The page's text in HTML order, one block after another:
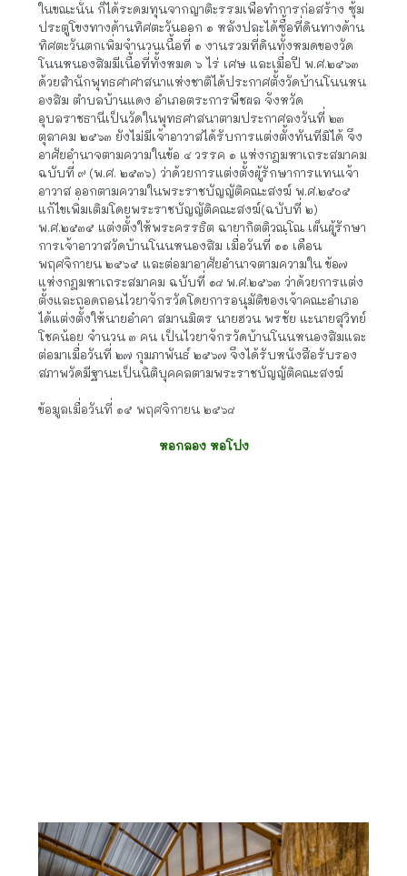
ในขณะนั้น ก็ได้ระดมทุนจากญาติะรรมเพื่อทำการก่อสร้าง ซุ้ม
ประตูโขงทางด้านทิศตะวันออก ๑ หลังปละได้ซื้อที่ดินทางด้าน
ทิศตะวันตกเพิ่มจำนวนเนื้อที่ ๑ งานรวมที่ดินทั้งหมดของวัด
โนนหนองสิมมีเนื้อที่ทั้งหมด ๖ ไร่ เศษ และเมื่อปี พ.ศ.๒๕๖๓
ด้วยสำนักพุทธศาศาสนาแห่งชาติได้ประกาศตั้งวัดบ้านโนนหน
องสิม ตำบลบ้านแดง อำเภอตระการพืชผล จังหวัด
อุบลราชธานีเป็นวัดในพุทธศาสนาตามประกาศลงวันที่ ๒๓
ตุลาคม ๒๕๖๓ ยังไม่มีเจ้าอาวาสได้รับการแต่งตั้งทันทีมิได้ จึง
อาศัยอำนาจตามความในข้อ ๔ วรรค ๑ แห่งกฎมหาเถระสมาคม
ฉบับที่ ๙ (พ.ศ. ๒๕๓๖) ว่าด้วยการแต่งตั้งผู้รักษาการแทนเจ้า
อาวาส ออกตามความในพระราชบัญญัติคณะสงฆ์ พ.ศ.๒๕๐๕
แก้ไขเพิ่มเติมโดยพระราชบัญญัติคณะสงฆ์(ฉบับที่ ๒)
พ.ศ.๒๕๓๕ แต่งตั้งให้พระครรธิต ฉายากิตติวณฺโณ เผ็นผู้รักษา
การเจ้าอาวาสวัดบ้านโนนหนองสิม เมื่อวันที่ ๑๑ เดือน
พฤศจิกายน ๒๕๖๕ และต่อมาอาศัยอำนาจตามความใน ข้อ๗
แห่งกฎมหาเถระสมาคม ฉบับที่ ๑๘ พ.ศ.๒๕๖๓ ว่าด้วยการแต่ง
ตั้งและถอดถอนไวยาจักรวัดโดยการอนุมัติของเจ้าคณะอำเภอ
ได้แต่งตั้งให้นายอำคา สมานมิตร นายฮวน พรชัย แะนายสุวิทย์
โชคน้อย จำนวน ๓ คน เป็นไวยาจักรวัดบ้านโนนหนองสิมและ
ต่อมาเมื่อวันที่ ๒๗ กุมภาพันธ์ ๒๕๖๗ จึงได้รับหนังสือรับรอง
สภาพวัดมีฐานะเป็นนิติบุคคลตามพระราชบัญญัติคณะสงฆ์
ข้อมูลเมื่อวันที่ ๑๕ พฤศจิกายน ๒๕๖๘
หอกลอง หอโปง